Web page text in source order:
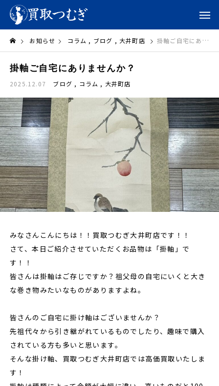
お知らせ コラム ブログ 大井町店 掛軸ご自宅にありませんか？
掛軸ご自宅にありませんか？
2025.12.07 ブログ コラム 大井町店
みなさんこんにちは！！買取つむぎ大井町店です！！
さて、本日ご紹介させていただくお品物は「掛軸」で
す！！
皆さんは掛軸はご存じですか？祖父母の自宅にいくと大き
な巻き物みたいなものがありますよね。
皆さんのご自宅に掛け軸はございませんか？
先祖代々から引き継がれているものでしたり、趣味で購入
されている方も多いと思います。
そんな掛け軸、買取つむぎ大井町店では高価買取いたしま
す！